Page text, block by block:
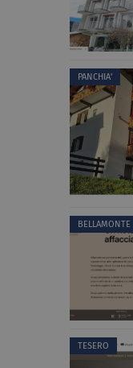
PANCHIA'
BELLAMONTE
TESERO